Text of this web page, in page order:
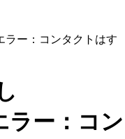
ラー：コンタクトはす
ラー：コン